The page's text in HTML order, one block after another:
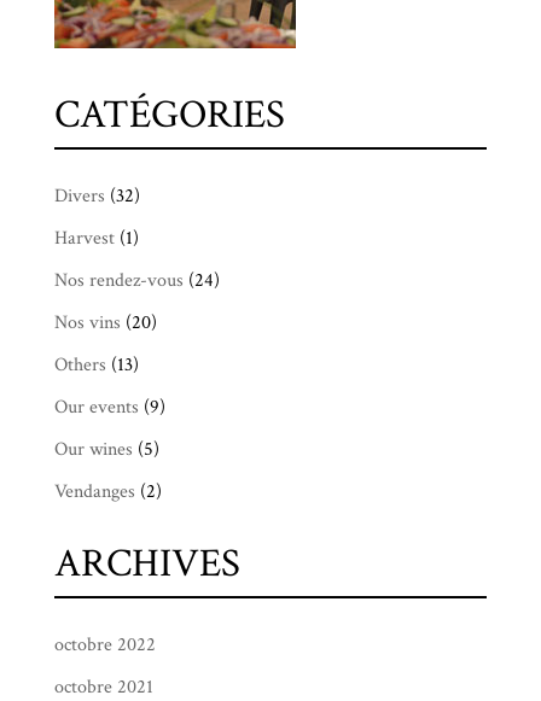
CATÉGORIES
Divers (32)
Harvest(1)
Nos rendez-vous (24)
Nos vins (20)
Others (13)
Our events (9)
Our wines (5)
Vendanges (2)
ARCHIVES
octobre 2022
octobre 2021